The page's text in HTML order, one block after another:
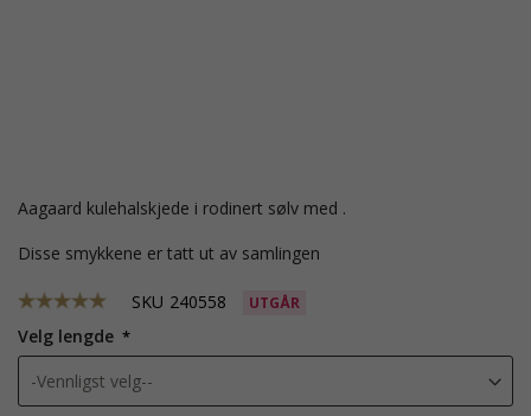
Aagaard kulehalskjede i rodinert sølv med .
Disse smykkene er tatt ut av samlingen
SKU 240558 UTGÅR
Velg lengde